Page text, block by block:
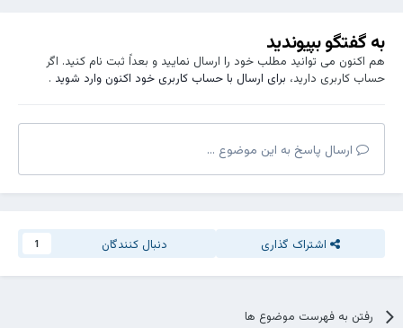
به گفتگو بپیوندید
هم اکنون می توانید مطلب خود را ارسال نمایید و بعداً ثبت نام کنید. اگر
حساب کاربری دارید، برای ارسال با حساب کاربری خود اکنون وارد شوید.
ارسال پاسخ به این موضوع ...
اشتراک گذاری دنبال کنندگان
رفتن به فهرست موضوع ها